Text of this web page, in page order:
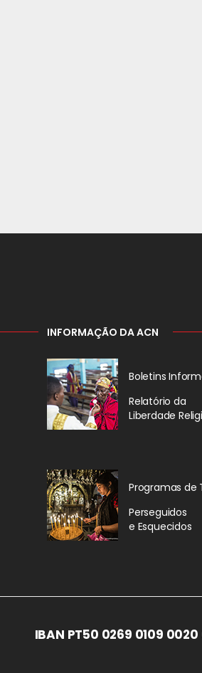
INFORMAÇÃO DA ACN
Boletins
Relatório da
Liberdade
Programas de
Perseguidos
e Esquecidos
IBAN PT50 0269 0109 0020